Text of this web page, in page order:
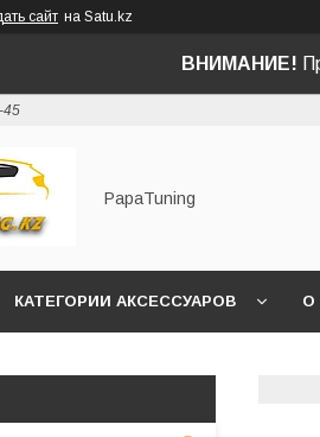
сайт на Satu.kz
ВНИМАНИЕ!
45
PapaTuning
КАТЕГОРИИ АКСЕССУАРОВ О